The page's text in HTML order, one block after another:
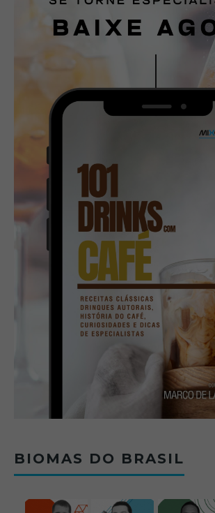
BIOMAS DO BRASIL